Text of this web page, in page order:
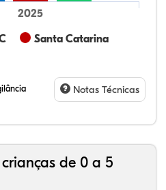
Santa Catarina
2025
Notas Técnicas
de 0 a 5